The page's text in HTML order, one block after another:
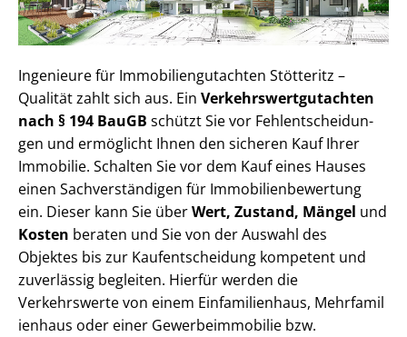
Ingenieure für Im­mo­bi­li­en­gut­ach­ten Stötteritz –
Qualität zahlt sich aus. Ein Ver­kehrs­wert­gut­ach­ten
nach § 194 BauGB schützt Sie vor Fehl­ent­schei­dun­
gen und ermöglicht Ihnen den sicheren Kauf Ihrer
Immobilie. Schalten Sie vor dem Kauf eines Hauses
einen Sach­ver­stän­di­gen für Im­mo­bi­li­en­be­wer­tung
ein. Dieser kann Sie überWert, Zustand, Mängel und
Kosten beraten und Sie von der Auswahl des
Objektes bis zur Kauf­ent­schei­dung kompetent und
zuverlässig begleiten. Hierfür werden die
Verkehrswerte von einem Einfamilienhaus, Mehr­fa­mi­l
i­en­haus oder einer Ge­wer­be­im­mo­bi­lie bzw.